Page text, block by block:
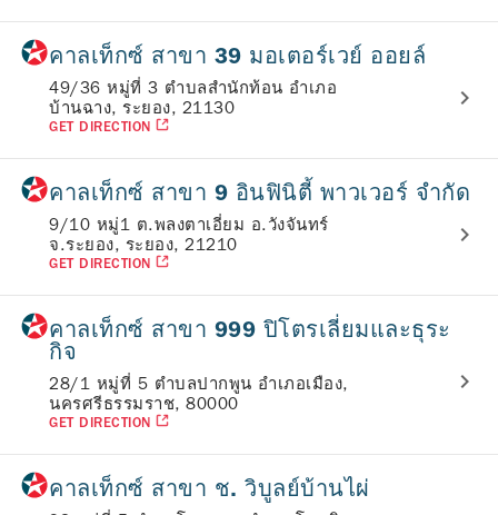
คาลเท็กซ์ สาขา 39 มอเตอร์เวย์ ออยล์
49/36 หมู่ที่ 3 ตำบลสำนักท้อน อำเภอ
บ้านฉาง, ระยอง, 21130
GET DIRECTION
คาลเท็กซ์ สาขา 9 อินฟินิตี้ พาวเวอร์ จำกัด
9/10 หมู่1 ต.พลงตาเอี่ยม อ.วังจันทร์
จ.ระยอง, ระยอง, 21210
GET DIRECTION
คาลเท็กซ์ สาขา 999 ปิโตรเลี่ยมและธุระ
กิจ
28/1 หมู่ที่ 5 ตำบลปากพูน อำเภอเมือง,
นครศรีธรรมราช, 80000
GET DIRECTION
คาลเท็กซ์ สาขา ช. วิบูลย์บ้านไผ่